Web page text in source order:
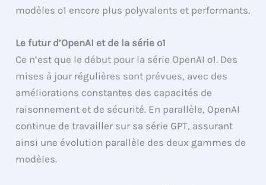
modèles o1 encore plus polyvalents et performants.
Le futur d’OpenAI et de la série o1
Ce n’est que le début pour la série OpenAI o1. Des
mises à jour régulières sont prévues, avec des
améliorations constantes des capacités de
raisonnement et de sécurité. En parallèle, OpenAI
continue de travailler sur sa série GPT, assurant
ainsi une évolution parallèle des deux gammes de
modèles.